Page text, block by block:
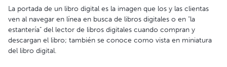
La portada de un libro digital es la imagen que los y las clientas
ven al navegar en línea en busca de libros digitales o en "la
estantería" del lector de libros digitales cuando compran y
descargan el libro; también se conoce como vista en miniatura
del libro digital.